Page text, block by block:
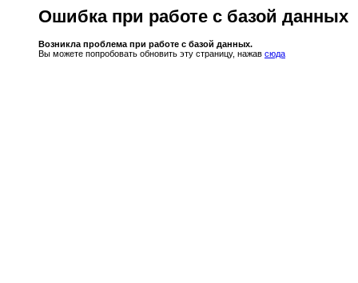
Ошибка при работе с базой данных
Возникла проблема при работе с базой данных.
Вы можете попробовать обновить эту страницу, нажав сюда